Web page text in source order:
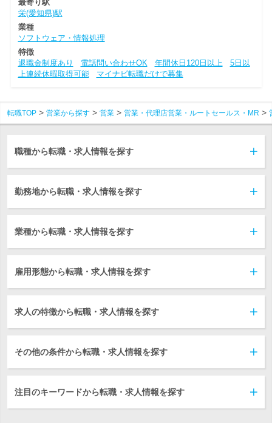
最寄り駅
栄(愛知県)駅
業種
ソフトウェア・情報処理
特徴
退職金制度あり
電話問い合わせOK 年間休日120日以上
5日以
上連続休暇取得可能
マイナビ転職だけで募集
転職TOP 営業から探す 営業 営業・代理店営業・ルートセールス・MR
職種から転職・求人情報を探す
勤務地から転職・求人情報を探す
業種から転職・求人情報を探す
雇用形態から転職・求人情報を探す
求人の特徴から転職・求人情報を探す
その他の条件から転職・求人情報を探す
注目のキーワードから転職・求人情報を探す